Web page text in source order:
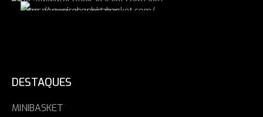
DESTAQUES
MINIBASKET